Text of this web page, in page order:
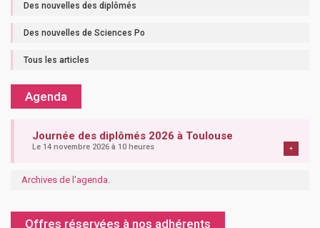
Des nouvelles des diplômés
Des nouvelles de Sciences Po
Tous les articles
Agenda
Journée des diplômés 2026 à Toulouse
Le 14 novembre 2026 à 10 heures +
Archives de l'agenda.
Offres réservées à nos adhérents